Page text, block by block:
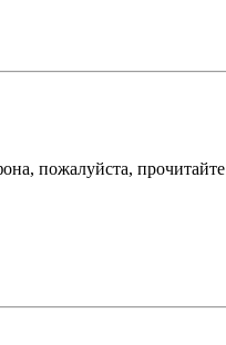
пожалуйста, прочитайте